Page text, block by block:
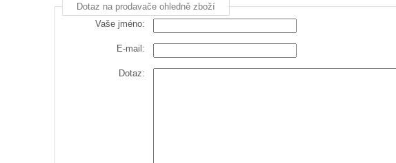
Dotaz na prodavače ohledně zboží
Vaše jméno:
E-mail:
Dotaz: